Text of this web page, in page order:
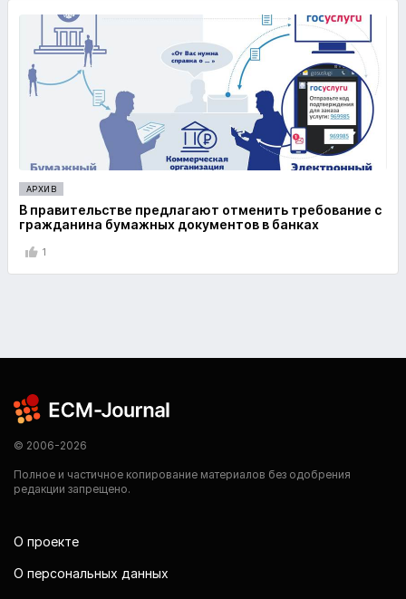
АРХИВ
В правительстве предлагают отменить требование с
гражданина бумажных документов в банках
1
© 2006-2026
Полное и частичное копирование материалов без одобрения
редакции запрещено.
О проекте
О персональных данных